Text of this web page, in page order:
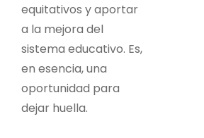
equitativos y aportar
a la mejora del
sistema educativo. Es,
en esencia, una
oportunidad para
dejar huella.